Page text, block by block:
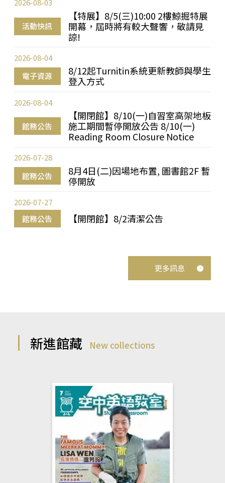
活動快訊
【特展】8/5(三)10:00 2樓鯨掘特展
開幕，屆時將有較大聲響，敬請見
諒!
2026-08-03
電子資源
8/12起Turnitin系統更新教師與學生
登入方式
2026-08-04
館務公告
【開閉館】8/10(一)自習室高架地板
施工期間暫停開放公告 8/10(一)
Reading Room Closure Notice
2026-08-04
館務公告
8月4日(二)因場地布置, 圖書館2F 暫
停開放
2026-07-28
館務公告 【開閉館】8/2清潔公告
2026-07-27
更多訊息
新進館藏 New collections